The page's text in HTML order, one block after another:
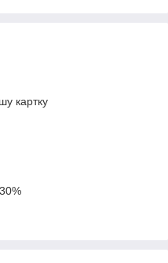
картку